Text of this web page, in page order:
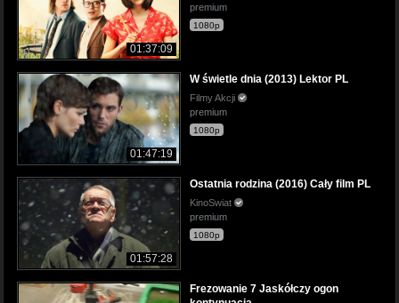
01:37:09
premium
1080p
01:47:19
W świetle dnia (2013) Lektor PL
Filmy Akcji
premium
1080p
01:57:28
Ostatnia rodzina (2016) Cały film PL
KinoSwiat
premium
1080p
Frezowanie 7 Jaskółczy ogon